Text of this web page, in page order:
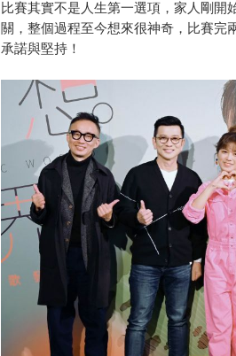
比賽其實不是人生第一選項，家人剛開
關，整個過程至今想來很神奇，比賽完
承諾與堅持！